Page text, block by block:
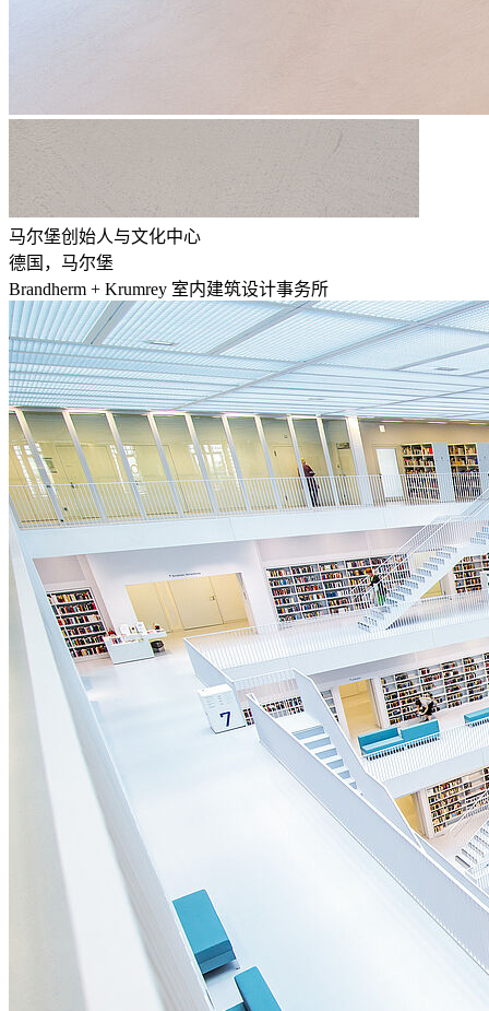
马尔堡创始人与文化中心
德国，马尔堡
Brandherm + Krumrey 室内建筑设计事务所